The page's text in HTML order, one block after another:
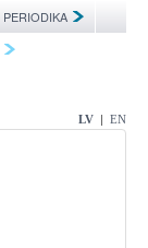
PERIODIKA
LV | EN